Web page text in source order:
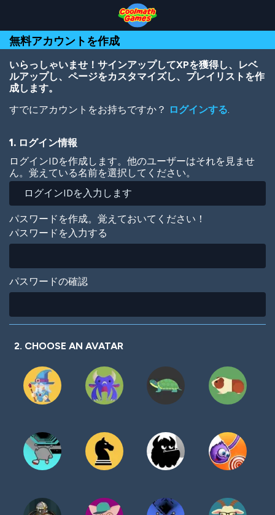
Top
of
Page
Navigation
Main
Content
Footer
ン
コ
ン
移
無料アカウントを作成
いらっしゃいませ！サインアップしてXPを獲得し、レベ
ルアップし、ページをカスタマイズし、プレイリストを作
成します。
すでにアカウントをお持ちですか？ ログインする.
1. ログイン情報
ログインIDを作成します。他のユーザーはそれを見ませ
ん。覚えている名前を選択してください。
パスワードを作成。覚えておいてください！
パスワードを入力する
パスワードの確認
2. CHOOSE AN AVATAR